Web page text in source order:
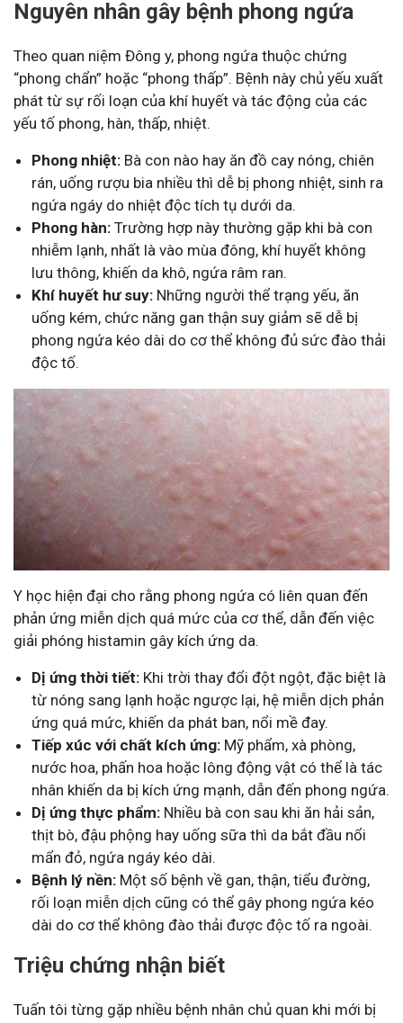
Nguyên nhân gây bệnh phong ngứa
Theo quan niệm Đông y, phong ngứa thuộc chứng
“phong chẩn” hoặc “phong thấp”. Bệnh này chủ yếu xuất
phát từ sự rối loạn của khí huyết và tác động của các
yếu tố phong, hàn, thấp, nhiệt.
Phong nhiệt: Bà con nào hay ăn đồ cay nóng, chiên
rán, uống rượu bia nhiều thì dễ bị phong nhiệt, sinh ra
ngứa ngáy do nhiệt độc tích tụ dưới da.
Phong hàn: Trường hợp này thường gặp khi bà con
nhiễm lạnh, nhất là vào mùa đông, khí huyết không
lưu thông, khiến da khô, ngứa râm ran.
Khí huyết hư suy: Những người thể trạng yếu, ăn
uống kém, chức năng gan thận suy giảm sẽ dễ bị
phong ngứa kéo dài do cơ thể không đủ sức đào thải
độc tố.
Y học hiện đại cho rằng phong ngứa có liên quan đến
phản ứng miễn dịch quá mức của cơ thể, dẫn đến việc
giải phóng histamin gây kích ứng da.
Dị ứng thời tiết: Khi trời thay đổi đột ngột, đặc biệt là
từ nóng sang lạnh hoặc ngược lại, hệ miễn dịch phản
ứng quá mức, khiến da phát ban, nổi mề đay.
Tiếp xúc với chất kích ứng: Mỹ phẩm, xà phòng,
nước hoa, phấn hoa hoặc lông động vật có thể là tác
nhân khiến da bị kích ứng mạnh, dẫn đến phong ngứa.
Dị ứng thực phẩm: Nhiều bà con sau khi ăn hải sản,
thịt bò, đậu phộng hay uống sữa thì da bắt đầu nổi
mẩn đỏ, ngứa ngáy kéo dài.
Bệnh lý nền: Một số bệnh về gan, thận, tiểu đường,
rối loạn miễn dịch cũng có thể gây phong ngứa kéo
dài do cơ thể không đào thải được độc tố ra ngoài.
Triệu chứng nhận biết
Tuấn tôi từng gặp nhiều bệnh nhân chủ quan khi mới bị